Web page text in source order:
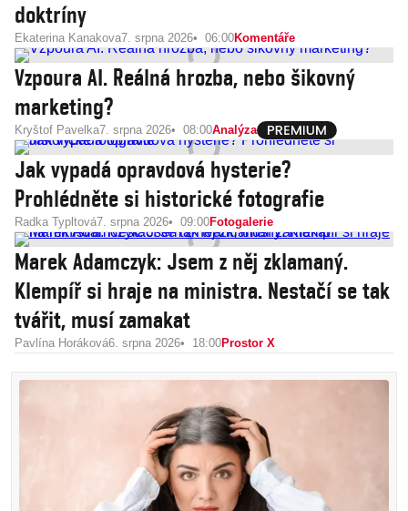
doktríny
Ekaterina Kanakova7. srpna 2026 06:00Komentáře
Vzpoura AI. Reálná hrozba, nebo šikovný
marketing?
Kryštof Pavelka7. srpna 2026 08:00Analýza
Jak vypadá opravdová hysterie?
Prohlédněte si historické fotografie
Radka Typltová7. srpna 2026 09:00Fotogalerie
Marek Adamczyk: Jsem z něj zklamaný.
Klempíř si hraje na ministra. Nestačí se tak
tvářit, musí zamakat
Pavlína Horáková6. srpna 2026 18:00Prostor X